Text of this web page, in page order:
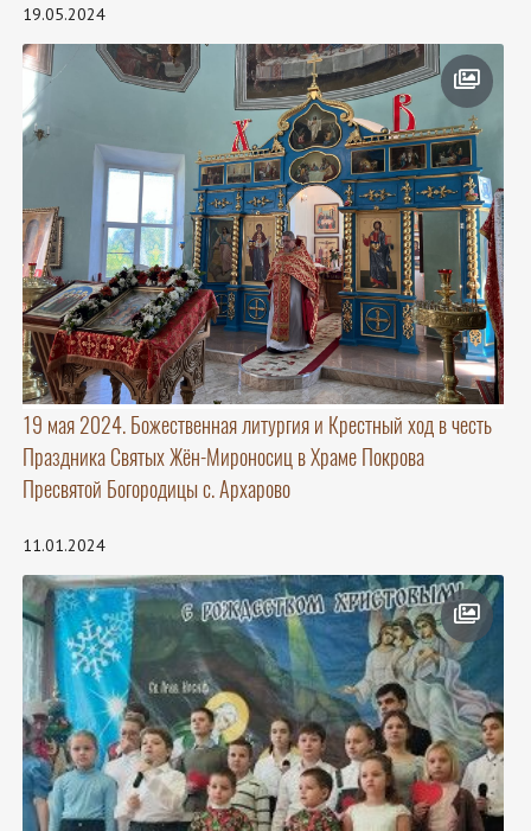
19.05.2024
19 мая 2024. Божественная литургия и Крестный ход в честь
Праздника Святых Жён-Мироносиц в Храме Покрова
Пресвятой Богородицы с. Архарово
11.01.2024